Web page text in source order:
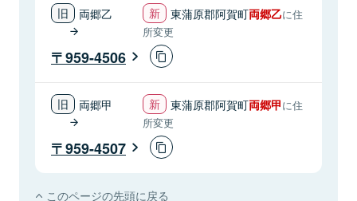
両郷乙 東蒲原郡阿賀町両郷乙に住
所変更
959-4506
両郷甲 東蒲原郡阿賀町両郷甲に住
所変更
959-4507
このページの先頭に戻る